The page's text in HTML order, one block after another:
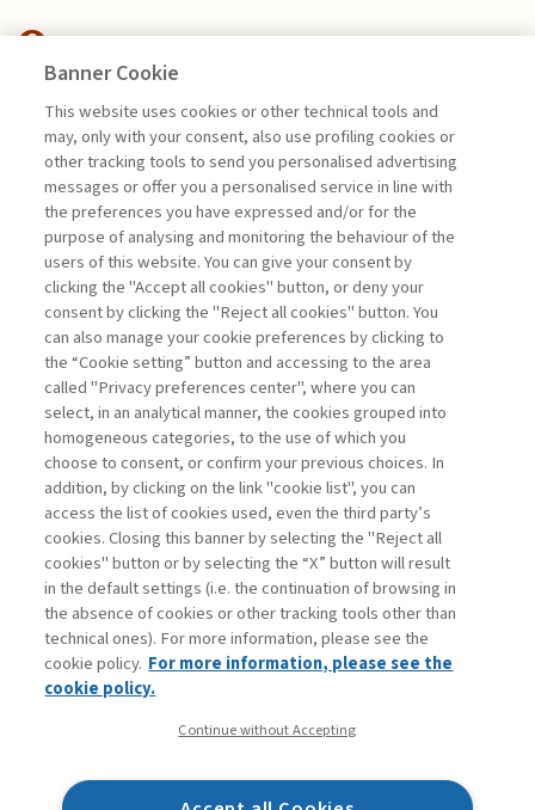
NEXTGEN MANAGEMENT
L’IMPATTO DELLA PANDEMIA
SULLA COMUNICAZIONE ...
di Ginevra Testa
La consultazione dei libri è riservata esclusivamente
agli abbonati Premium
Legenda: Accedi Per registrati Per abbonati
Contatti
Abbonamenti
Archivio rubriche
Privacy
Dichiarazione di accessibilità
Banner Cookie
This website uses cookies or other technical tools and
may, only with your consent, also use profiling cookies or
other tracking tools to send you personalised advertising
messages or offer you a personalised service in line with
the preferences you have expressed and/or for the
purpose of analysing and monitoring the behaviour of the
users of this website. You can give your consent by
clicking the "Accept all cookies" button, or deny your
consent by clicking the "Reject all cookies" button. You
can also manage your cookie preferences by clicking to
the “Cookie setting” button and accessing to the area
called "Privacy preferences center", where you can
select, in an analytical manner, the cookies grouped into
homogeneous categories, to the use of which you
choose to consent, or confirm your previous choices. In
addition, by clicking on the link "cookie list", you can
access the list of cookies used, even the third party’s
cookies. Closing this banner by selecting the "Reject all
cookies" button or by selecting the “X” button will result
in the default settings (i.e. the continuation of browsing in
the absence of cookies or other tracking tools other than
technical ones). For more information, please see the
cookie policy. For more information, please see the
cookie policy.
Continue without Accepting